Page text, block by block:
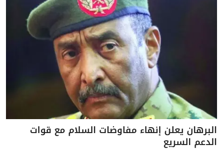
البرهان يعلن إنهاء مفاوضات السلام مع قوات
الدعم السريع